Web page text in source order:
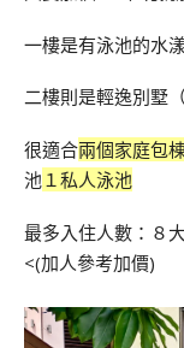
一樓是有泳池的水
二樓則是輕逸別墅
很適合兩個家庭包
池１私人泳池
最多入住人數：８
<(加人參考加價)